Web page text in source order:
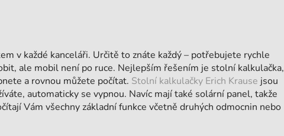
v každé kanceláři. Určitě to znáte každý – potřebujete rychle
ale mobil není po ruce. Nejlepším řešením je stolní kalkulačka,
a rovnou můžete počítat. Stolní kalkulačky Erich Krause jsou
automaticky se vypnou. Navíc mají také solární panel, takže
Vám všechny základní funkce včetně druhých odmocnin nebo